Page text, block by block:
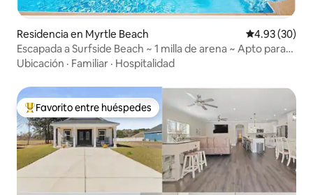
Residencia en Myrtle Beach Calificación
4.93 (30)
Escapada a Surfside Beach ~ 1 milla de arena ~ Apto para
bicicletas
Ubicación · Familiar · Hospitalidad
De los mejores en Favorito entre huéspedes
Favorito entre huéspedes